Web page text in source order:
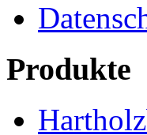
Produkte